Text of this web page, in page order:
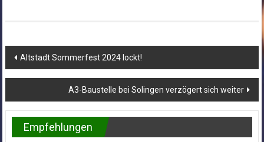
Beitragsnavigation
Altstadt Sommerfest 2024 lockt!
A3-Baustelle bei Solingen verzögert sich weiter
Empfehlungen